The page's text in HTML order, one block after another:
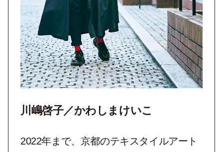
川嶋啓子／かわしまけいこ
2022年まで、京都のテキスタイルアート